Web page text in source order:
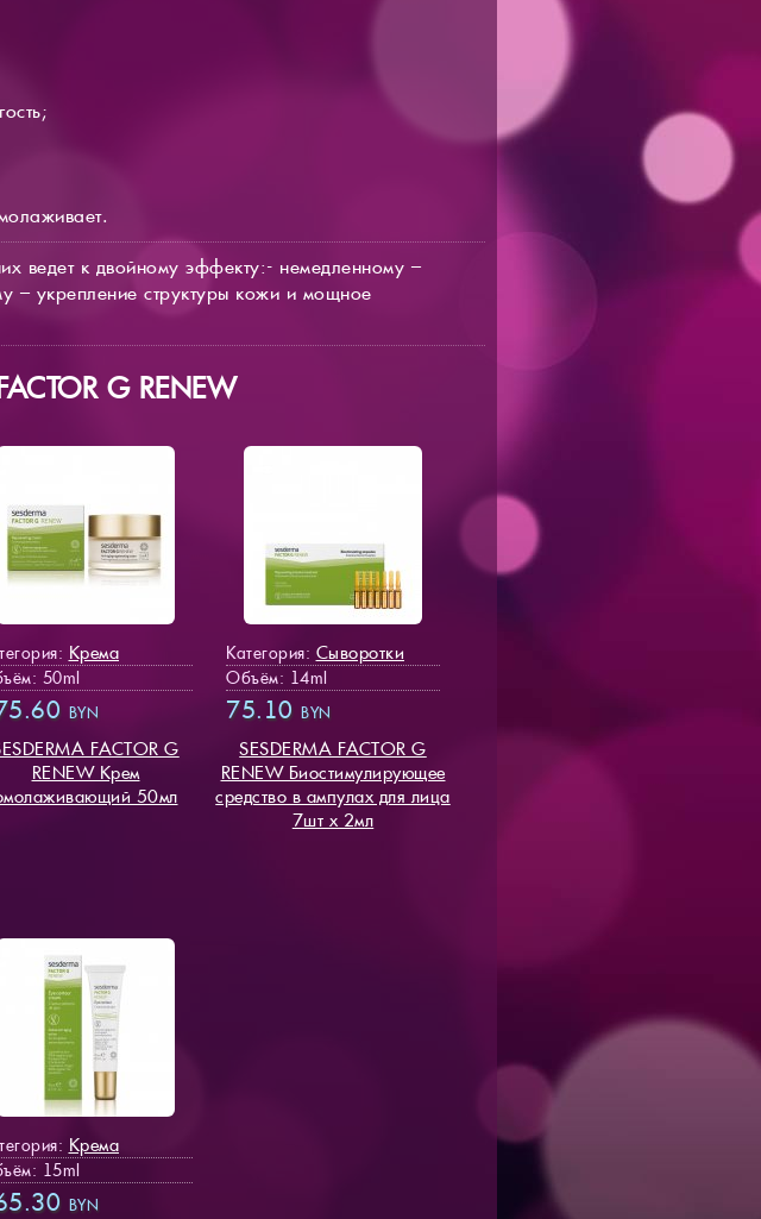
ведет к двойному эффекту:- немедленному –
– укрепление структуры кожи и мощное
G RENEW
Крема
50ml
BYN
FACTOR G
RENEW Крем
50мл
Категория: Сыворотки
Объём: 14ml
75.10 BYN
SESDERMA FACTOR G
RENEW Биостимулирующее
средство в ампулах для лица
7шт х 2мл
Крема
15ml
BYN